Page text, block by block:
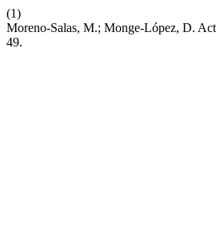
(1)
Moreno-Salas, M.; Monge-López, D.
49.